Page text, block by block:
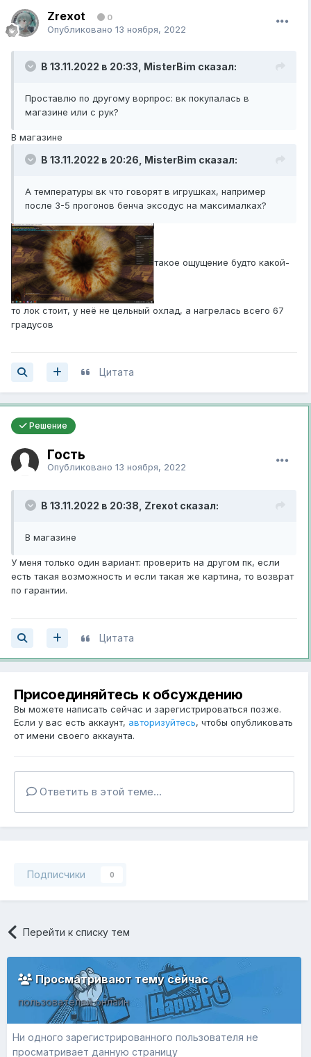
Zrexot 0
Опубликовано 13 ноября, 2022
В 13.11.2022 в 20:33, MisterBim сказал:
Проставлю по другому ворпрос: вк покупалась в
магазине или с рук?
В магазине
В 13.11.2022 в 20:26, MisterBim сказал:
А температуры вк что говорят в игрушках, например
после 3-5 прогонов бенча эксодус на максималках?
такое ощущение будто какой-
то лок стоит, у неё не цельный охлад, а нагрелась всего 67
градусов
Цитата
Решение
Гость
Опубликовано 13 ноября, 2022
В 13.11.2022 в 20:38, Zrexot сказал:
В магазине
У меня только один вариант: проверить на другом пк, если
есть такая возможность и если такая же картина, то возврат
по гарантии.
Цитата
Присоединяйтесь к обсуждению
Вы можете написать сейчас и зарегистрироваться позже.
Если у вас есть аккаунт, авторизуйтесь, чтобы опубликовать
от имени своего аккаунта.
Ответить в этой теме...
Подписчики 0
Перейти к списку тем
Просматривают тему сейчас0
пользователей онлайн
Ни одного зарегистрированного пользователя не
просматривает данную страницу